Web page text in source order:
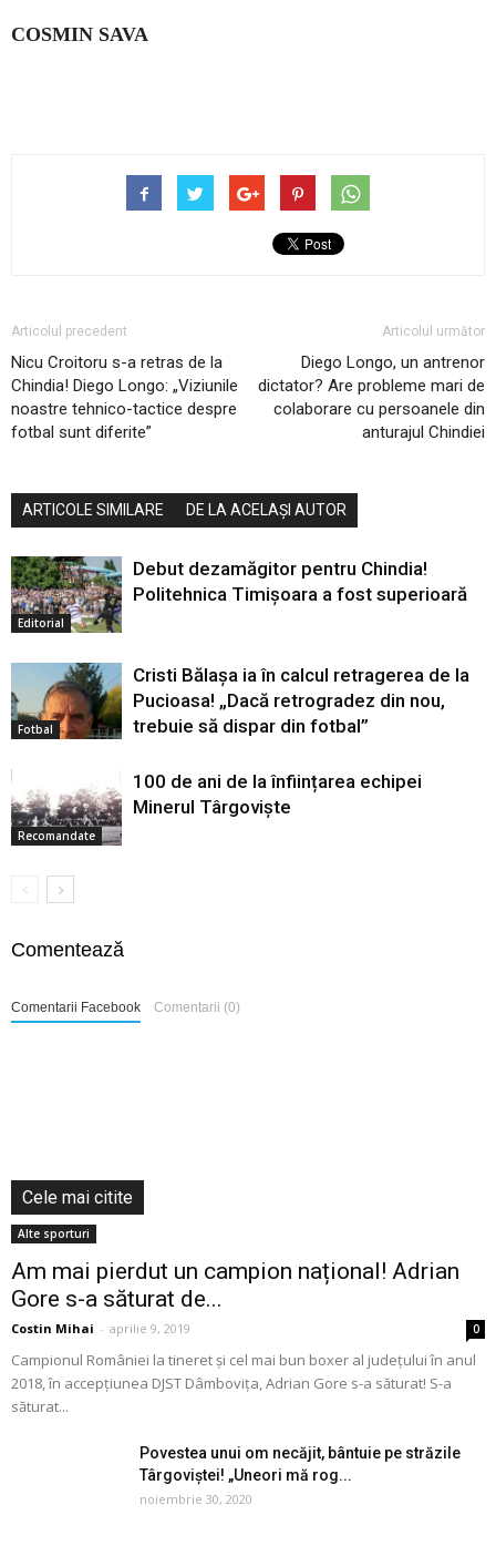
COSMIN SAVA
Articolul precedent
Nicu Croitoru s-a retras de la
Chindia! Diego Longo: „Viziunile
noastre tehnico-tactice despre
fotbal sunt diferite”
Articolul următor
Diego Longo, un antrenor
dictator? Are probleme mari de
colaborare cu persoanele din
anturajul Chindiei
ARTICOLE SIMILARE DE LA ACELAȘI AUTOR
Editorial
Debut dezamăgitor pentru Chindia!
Politehnica Timișoara a fost superioară
Fotbal
Cristi Bălașa ia în calcul retragerea de la
Pucioasa! „Dacă retrogradez din nou,
trebuie să dispar din fotbal”
Recomandate
100 de ani de la înființarea echipei
Minerul Târgoviște
Comentează
Comentarii Facebook Comentarii (0)
Cele mai citite
Alte sporturi
Am mai pierdut un campion național! Adrian
Gore s-a săturat de...
Costin Mihai - aprilie 9, 2019 0
Campionul României la tineret și cel mai bun boxer al județului în anul
2018, în accepțiunea DJST Dâmbovița, Adrian Gore s-a săturat! S-a
săturat...
Povestea unui om necăjit, bântuie pe străzile
Târgoviștei! „Uneori mă rog...
noiembrie 30, 2020